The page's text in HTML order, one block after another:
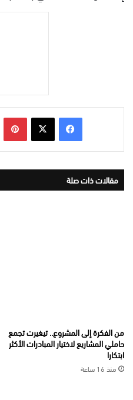
مقالات ذات صلة
من الفكرة إلى المشروع.. تيغيرت تجمع
حاملي المشاريع لاختيار المبادرات الأكثر
ابتكارا
منذ 16 ساعة